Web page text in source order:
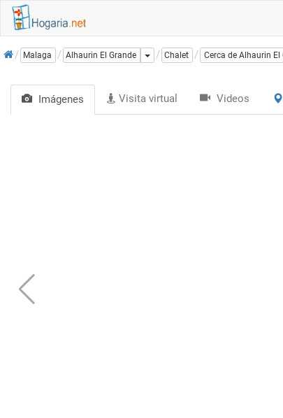
InicioMalaga Alhaurin El Grande Dropdown
Chalet Cerca de Alhaurin El
Imágenes Visita virtual Videos